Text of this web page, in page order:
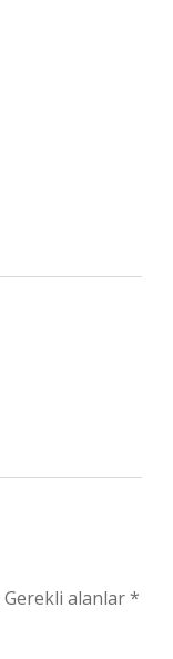
Gerekli alanlar*